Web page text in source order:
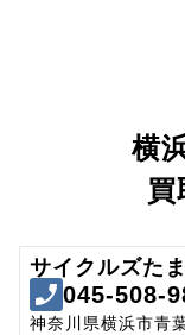
横
買
サイクルズた
045-508-
神奈川県横浜市青